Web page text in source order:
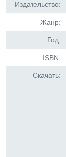
Издательство:
Жанр:
Год:
ISBN:
Скачать: